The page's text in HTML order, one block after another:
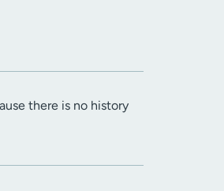
there is no history